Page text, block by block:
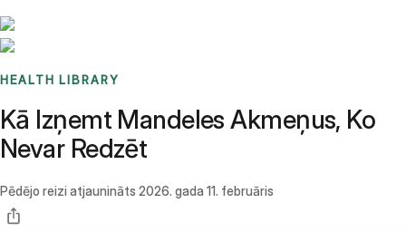
HEALTH LIBRARY
Kā Izņemt Mandeles Akmeņus, Ko
Nevar Redzēt
Pēdējo reizi atjaunināts 2026. gada 11. februāris